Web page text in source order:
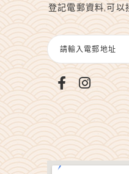
登記電郵資料,可以